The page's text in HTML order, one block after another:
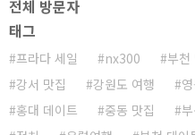
전체 방문자
태그
프라다 세일 nx300 부천
강서 맛집
강원도 여행
홍대 데이트
중동 맛집